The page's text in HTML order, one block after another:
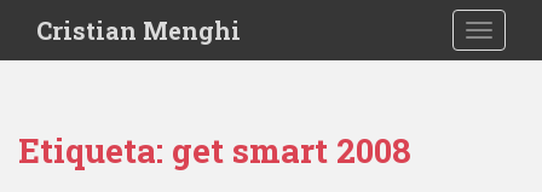
i
Cristian Menghi
Etiqueta: get smart 2008